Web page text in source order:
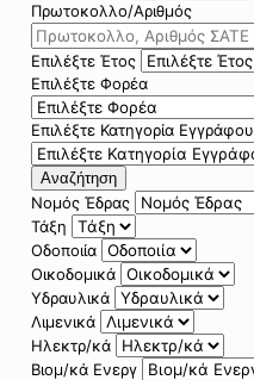
Πρωτοκολλο/Αριθμός
Επιλέξτε Έτος
Επιλέξτε Φορέα
Επιλέξτε Κατηγορία Εγγράφου
Αναζήτηση
Νομός Έδρας
Τάξη
Οδοποιία
Οικοδομικά
Υδραυλικά
Λιμενικά
Ηλεκτρ/κά
Βιομ/κά Ενεργ